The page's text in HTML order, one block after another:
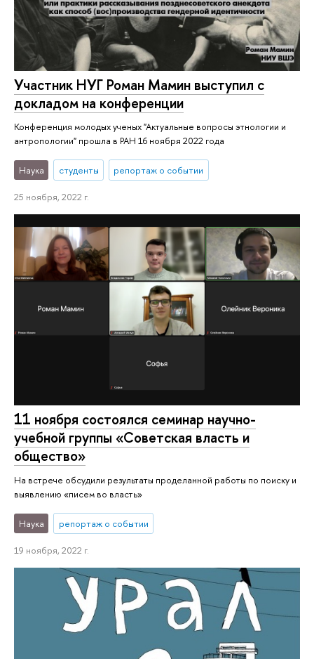
Участник НУГ Роман Мамин выступил с
докладом на конференции
Конференция молодых ученых "Актуальные вопросы этнологии и
антропологии" прошла в РАН 16 ноября 2022 года
Наука студенты репортаж о событии
25 ноября, 2022 г.
11 ноября состоялся семинар научно-
учебной группы «Советская власть и
общество»
На встрече обсудили результаты проделанной работы по поиску и
выявлению «писем во власть»
Наука репортаж о событии
19 ноября, 2022 г.